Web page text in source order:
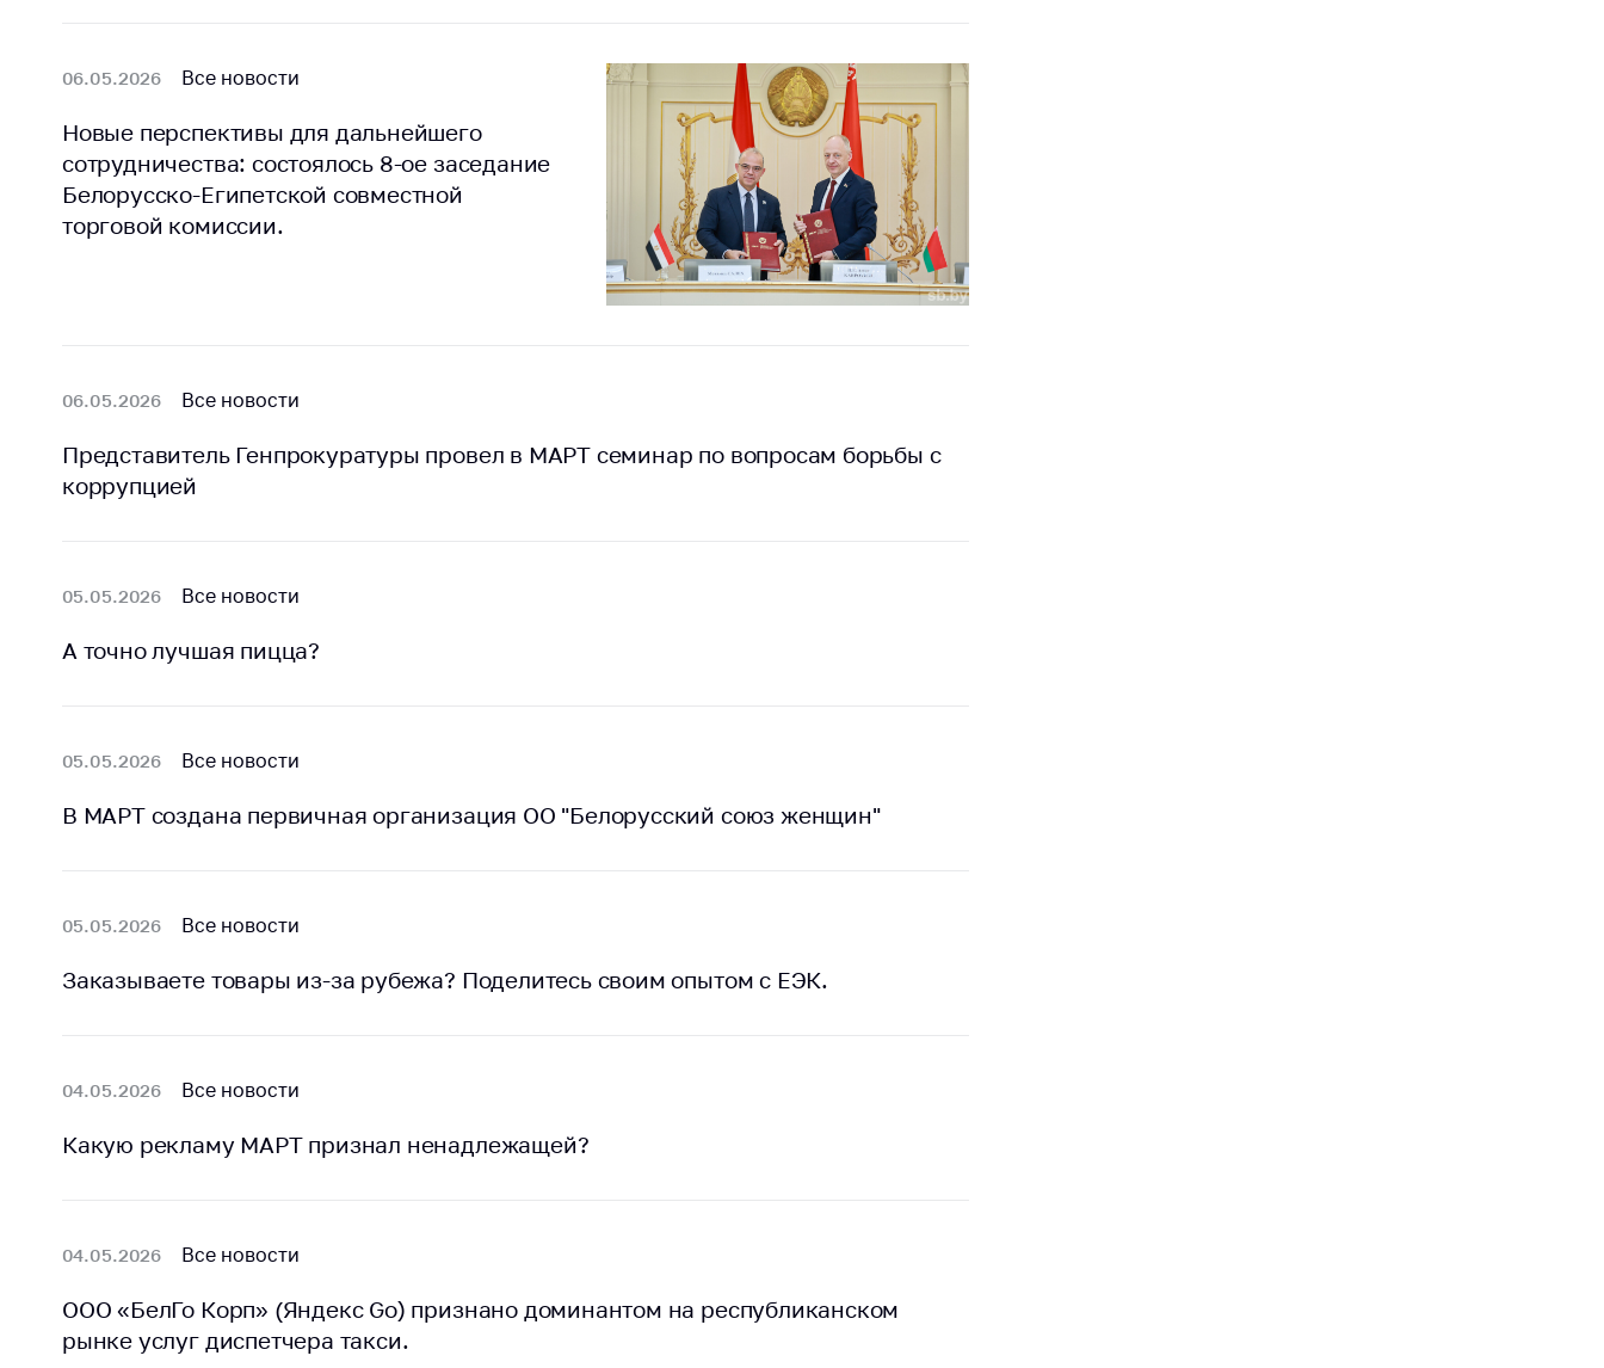
06.05.2026 Все новости
Новые перспективы для дальнейшего
сотрудничества: состоялось 8-ое заседание
Белорусско-Египетской совместной
торговой комиссии.
06.05.2026 Все новости
Представитель Генпрокуратуры провел в МАРТ семинар по вопросам борьбы с
коррупцией
05.05.2026 Все новости
А точно лучшая пицца?
05.05.2026 Все новости
В МАРТ создана первичная организация ОО "Белорусский союз женщин"
05.05.2026 Все новости
Заказываете товары из-за рубежа? Поделитесь своим опытом с ЕЭК.
04.05.2026 Все новости
Какую рекламу МАРТ признал ненадлежащей?
04.05.2026 Все новости
ООО «БелГо Корп» (Яндекс Go) признано доминантом на республиканском
рынке услуг диспетчера такси.